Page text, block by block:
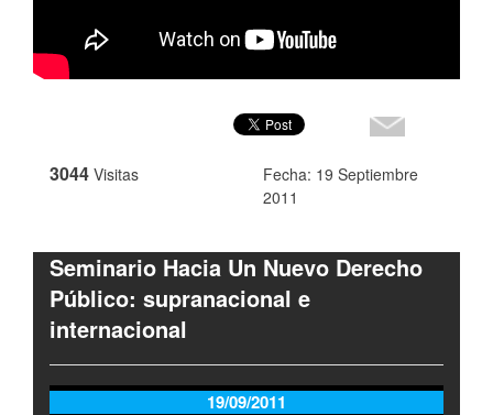
3044 Visitas
Fecha: 19 Septiembre
2011
Seminario Hacia Un Nuevo Derecho
Público: supranacional e
internacional
19/09/2011